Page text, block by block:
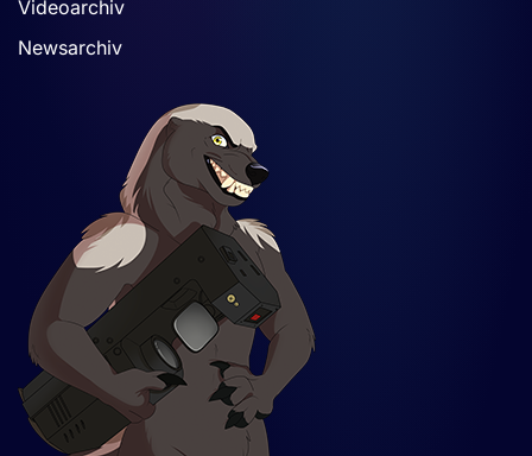
Videoarchiv
Newsarchiv